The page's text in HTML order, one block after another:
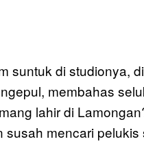
suntuk di studionya,
membahas
lahir di
mencari